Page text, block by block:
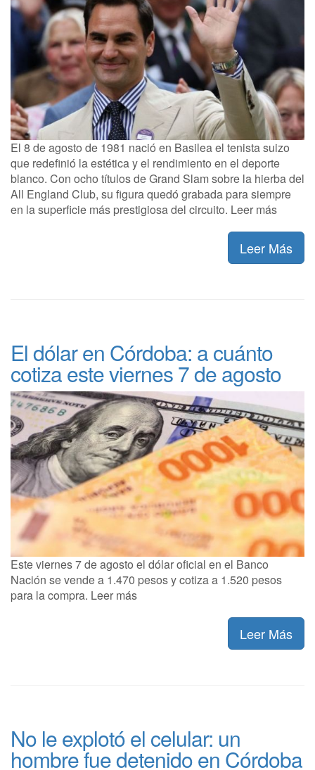
El 8 de agosto de 1981 nació en Basilea el tenista suizo
que redefinió la estética y el rendimiento en el deporte
blanco. Con ocho títulos de Grand Slam sobre la hierba del
All England Club, su figura quedó grabada para siempre
en la superficie más prestigiosa del circuito. Leer más
Leer Más
El dólar en Córdoba: a cuánto
cotiza este viernes 7 de agosto
Este viernes 7 de agosto el dólar oficial en el Banco
Nación se vende a 1.470 pesos y cotiza a 1.520 pesos
para la compra. Leer más
Leer Más
No le explotó el celular: un
hombre fue detenido en Córdoba